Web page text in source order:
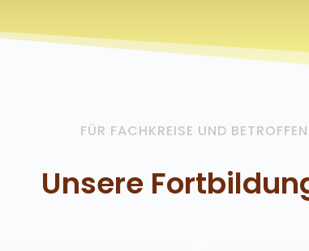
FÜR FACHKREISE UND
Unsere